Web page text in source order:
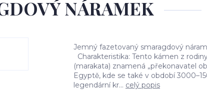
NÁRAMEK
Jemný fazetovaný smaragdový
Charakteristika: Tento kámen z
(marakata) znamená „překonavatel
Egyptě, kde se také v období
legendární kr... celý popis